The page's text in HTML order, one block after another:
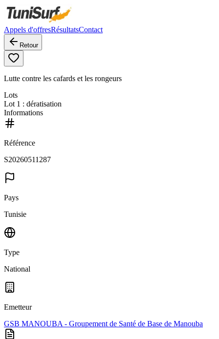
Appels d'offresRésultatsContact
Retour
Lutte contre les cafards et les rongeurs
Lots
Lot 1 : dératisation
Informations
Référence
S20260511287
Pays
Tunisie
Type
National
Emetteur
GSB MANOUBA - Groupement de Santé de Base de Manouba